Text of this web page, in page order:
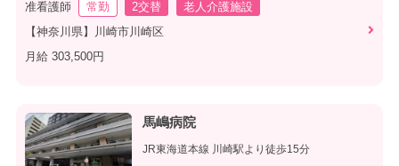
准看護師 常勤 2交替
老人介護施設
【神奈川県】川崎市川崎区
月給 303,500円
馬嶋病院
JR東海道本線 川崎駅より徒歩15分